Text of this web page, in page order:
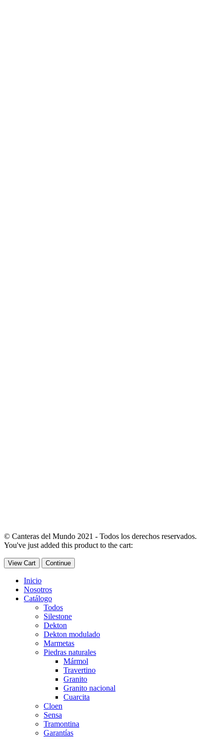
© Canteras del Mundo 2021 - Todos los derechos reservados.
You've just added this product to the cart:
View Cart Continue
Inicio
Nosotros
Catálogo
Todos
Silestone
Dekton
Dekton modulado
Marmetas
Piedras naturales
Mármol
Travertino
Granito
Granito nacional
Cuarcita
Cloen
Sensa
Tramontina
Garantías